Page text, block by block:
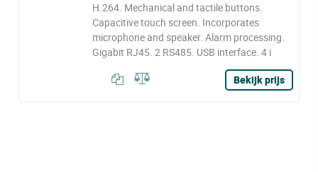
H.264. Mechanical and tactile buttons.
Capacitive touch screen. Incorporates
microphone and speaker. Alarm processing.
Gigabit RJ45. 2 RS485. USB interface. 4 i
Bekijk prijs